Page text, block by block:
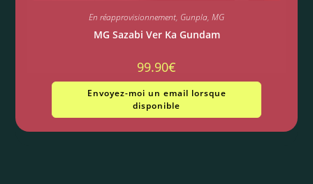
En réapprovisionnement, Gunpla, MG
MG Sazabi Ver Ka Gundam
99.90€
Envoyez-moi un email lorsque
disponible